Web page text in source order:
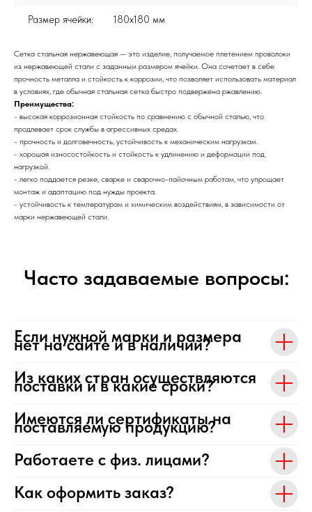
Размер ячейки: 180x180 мм
Сетка стальная нержавеющая — это изделие, получаемое плетением проволоки
из нержавеющей стали с заданным размером ячейки. Она сочетает в себе
прочность металла и стойкость к коррозии, что позволяет использовать материал
в условиях, где обычная стальная сетка быстро подвержена ржавлению.
Преимущества:
- высокая коррозионная стойкость по сравнению с обычной сталью, что
продлевает срок службы в агрессивных средах.
- прочность и долговечность, устойчивость к механическим нагрузкам.
- хорошая износостойкость и стойкость к удлинению и деформации под
нагрузкой.
- легко поддается резке, сварке и сварочно-пайочным работам, что упрощает
монтаж и адаптацию под нужды проекта.
- устойчивость к температурам и химическим воздействиям, в зависимости от
марки нержавеющей стали.
Часто задаваемые вопросы:
Если нужной марки и размера
нет на сайте и в наличии?
Из каких стран осуществляются
поставки и в какие сроки?
Имеются ли сертификаты на
поставляемую продукцию?
Работаете с физ. лицами?
Как оформить заказ?